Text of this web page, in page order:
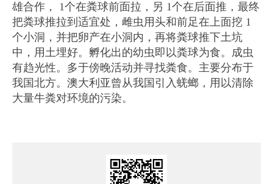
雄合作， 1个在粪球前面拉，另 1个在后面推，最终
把粪球推拉到适宜处，雌虫用头和前足在上面挖 1
个小洞，并把卵产在小洞内，再将粪球推下土坑
中，用土埋好。孵化出的幼虫即以粪球为食。成虫
有趋光性。多于傍晚活动并寻找粪食。主要分布于
我国北方。澳大利亚曾从我国引入蜣螂，用以清除
大量牛粪对环境的污染。